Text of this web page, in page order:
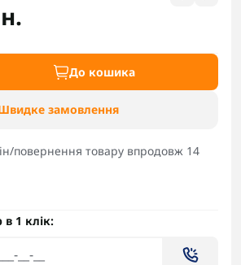
До кошика
замовлення
повернення товару впродовж 14
в 1 клік: